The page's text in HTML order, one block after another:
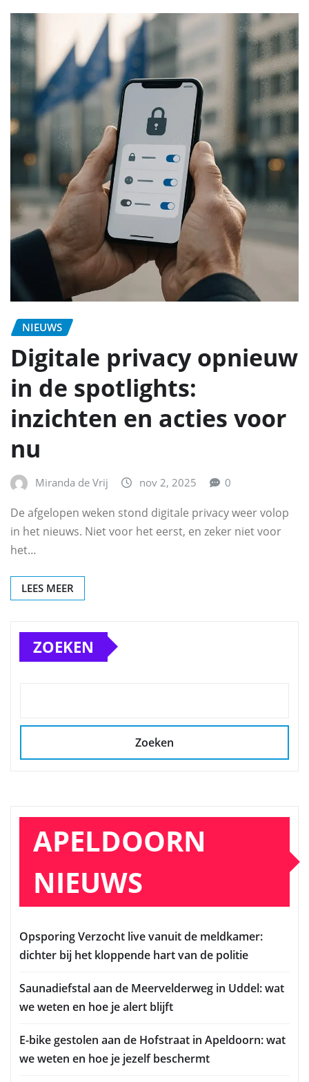
NIEUWS
Digitale privacy opnieuw
in de spotlights:
inzichten en acties voor
nu
Miranda de Vrij nov 2, 2025 0
De afgelopen weken stond digitale privacy weer volop
in het nieuws. Niet voor het eerst, en zeker niet voor
het…
LEES MEER
ZOEKEN
Zoeken
APELDOORN
NIEUWS
Opsporing Verzocht live vanuit de meldkamer:
dichter bij het kloppende hart van de politie
Saunadiefstal aan de Meervelderweg in Uddel: wat
we weten en hoe je alert blijft
E-bike gestolen aan de Hofstraat in Apeldoorn: wat
we weten en hoe je jezelf beschermt